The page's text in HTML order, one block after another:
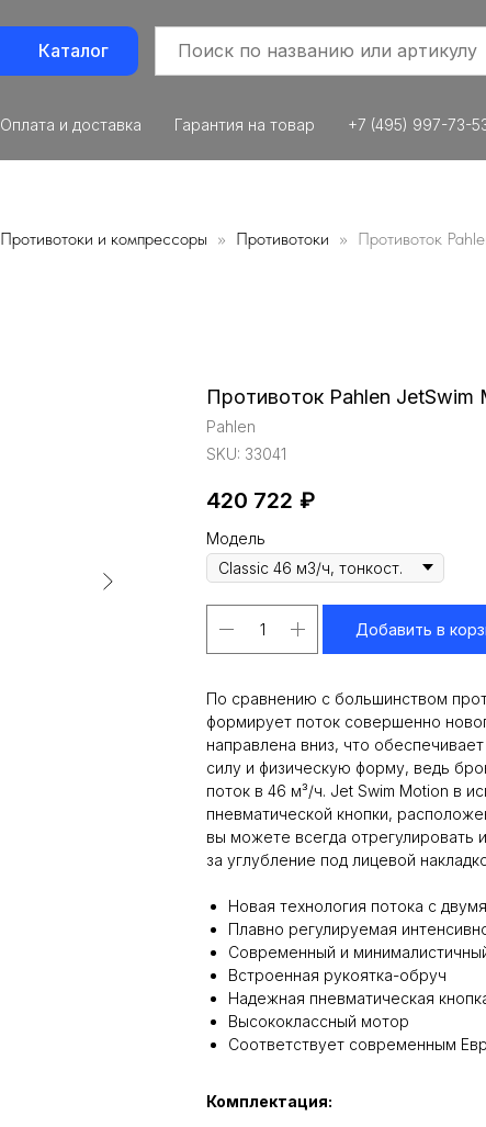
Каталог
Оплата и доставка Гарантия на товар +7 (495) 997-73-
Противотоки и компрессоры Противотоки Противоток
Противоток Pahlen JetSwim
Pahlen
SKU: 33041
420 722 ₽
Модель
Добавить в
По сравнению с большинством
формирует поток совершенно
направлена вниз, что
силу и физическую форму, ведь
поток в 46 м³/ч. Jet Swim Motion в
пневматической кнопки,
вы можете всегда
за углубление под лицевой
Новая технология потока с
Плавно регулируемая
Современный и
Встроенная рукоятка-обруч
Надежная пневматическая
Высококлассный мотор
Соответствует современным
Комплектация: